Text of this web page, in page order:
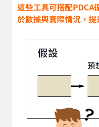
這些工具可搭配PDCA
於數據與實際情況，提